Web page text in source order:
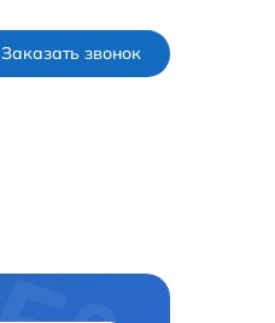
Заказать звонок